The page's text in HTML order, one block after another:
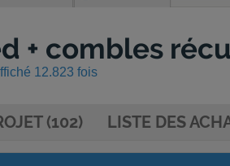
+ combles
12.823 fois
(102) LISTE DES